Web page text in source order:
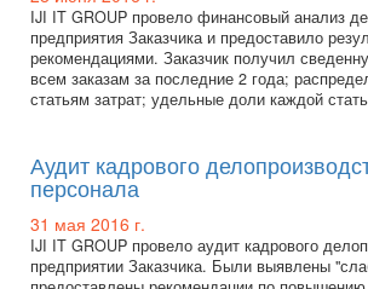
IJI IT GROUP провело финансовый анализ
предприятия Заказчика и предоставило
рекомендациями. Заказчик получил
всем заказам за последние 2 года;
статьям затрат; удельные доли каждой
Аудит кадрового
персонала
31 мая 2016 г.
IJI IT GROUP провело аудит кадрового
предприятии Заказчика. Были выявлены